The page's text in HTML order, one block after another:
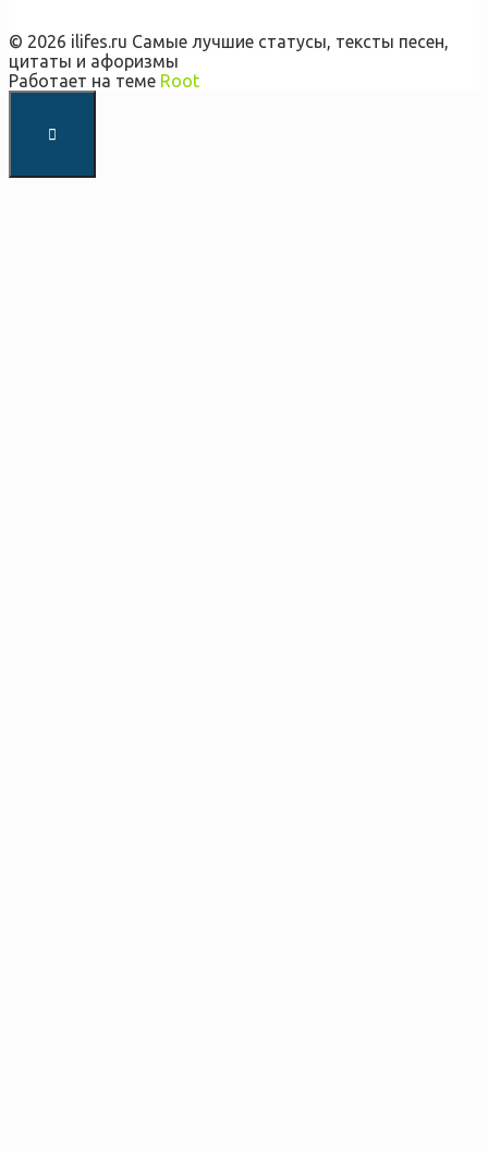
© 2026 ilifes.ru Самые лучшие статусы, тексты песен,
цитаты и афоризмы
Работает на теме Root